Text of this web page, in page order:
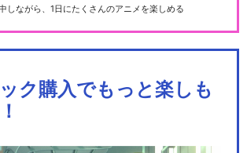
しながら、1日にたくさんのアニメを楽しめる
ク購入でもっと楽しも